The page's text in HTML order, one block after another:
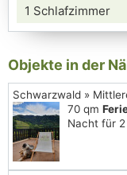
1 Schlafzimmer
Objekte in der
Schwarzwald »
70 qm
Nacht für